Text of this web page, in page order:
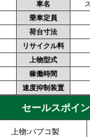
車名
乗車定員
荷台寸法
リサイクル料
上物型式
稼働時間
速度抑制装置
セールスポイ
上物:パブコ製